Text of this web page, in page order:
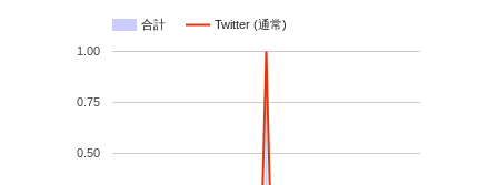
合計 Twitter (通常)
0.50
0.75
1.00